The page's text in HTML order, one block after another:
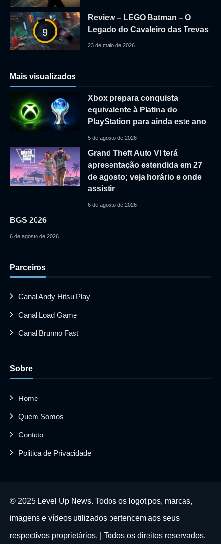
9
Review – LEGO Batman – O
Legado do Cavaleiro das Trevas
23 de maio de 2026
Mais visualizados
Xbox prepara conquista
equivalente à Platina do
PlayStation para ainda este ano
5 de agosto de 2026
Grand Theft Auto VI terá
apresentação estendida em 27
de agosto; veja horário e onde
assistir
6 de agosto de 2026
BGS 2026
6 de agosto de 2026
Parceiros
Canal Andy Hitsu Play
Canal Load Game
Canal Brunno Fast
Sobre
Home
Quem Somos
Contato
Politica de Privacidade
© 2025 Level Up News. Todos os logotipos, marcas,
imagens e vídeos utilizados pertencem aos seus
respectivos proprietários. | Todos os direitos reservados.